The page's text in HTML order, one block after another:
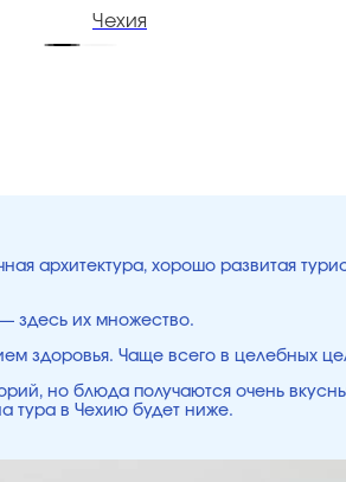
Чехия
архитектура, хорошо развитая
здесь их множество.
здоровья. Чаще всего в целебных
но блюда получаются очень
тура в Чехию будет ниже.